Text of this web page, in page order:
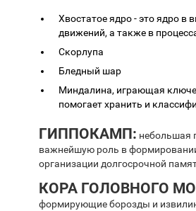
Хвостатое ядро - это ядро в
движений, а также в
Скорлупа
Бледный шар
Миндалина, играющая
помогает хранить и
ГИППОКАМП: небольшая
важнейшую роль в
организации долгосрочной
КОРА ГОЛОВНОГО
формирующие борозды и